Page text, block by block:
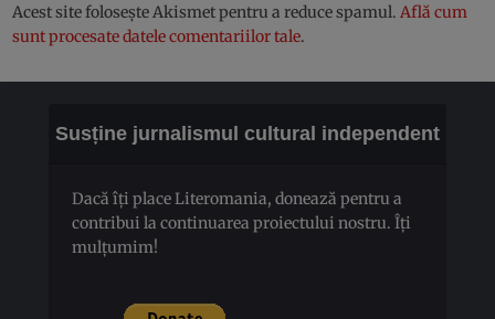
Acest site folosește Akismet pentru a reduce spamul.Află cum
sunt procesate datele comentariilor tale.
Susține jurnalismul cultural independent
Dacă îți place Literomania, donează pentru a
contribui la continuarea proiectului nostru. Îți
mulțumim!